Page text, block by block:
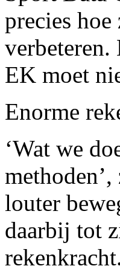
precies
verbeteren.
EK moet
Enorme
‘Wat we
louter
daarbij tot